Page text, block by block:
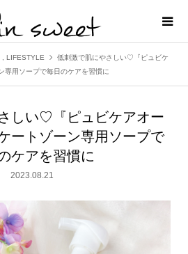
LIFESTYLE
低刺激で肌にやさしい♡『ピュビケ
専用ソープで毎日のケアを習慣に
しい♡『ピュビケアオー
ートゾーン専用ソープで
ケアを習慣に
2023.08.21